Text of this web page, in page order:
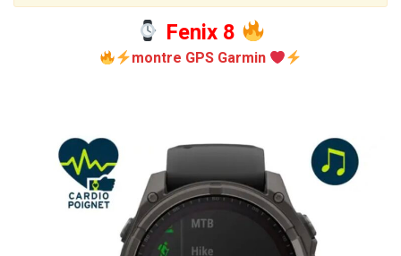
Fenix 8
montre GPS Garmin